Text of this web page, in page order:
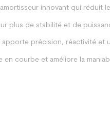
innovant qui réduit
plus de stabilité et de
précision, réactivité et
en courbe et améliore la